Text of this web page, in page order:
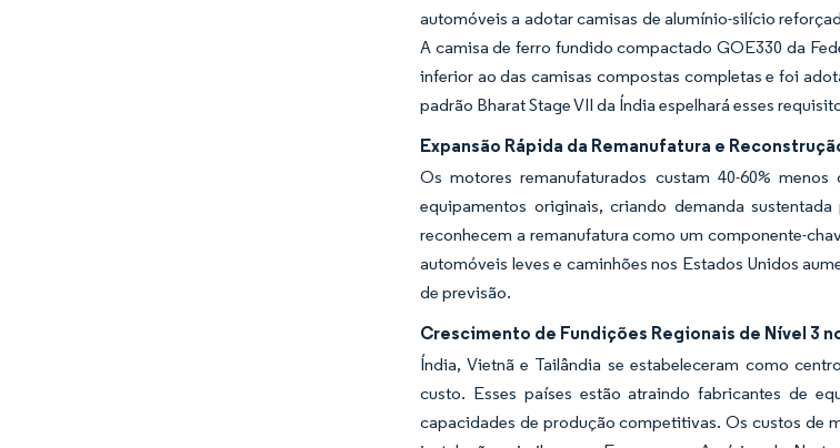
automóveis a adotar camisas de alumínio-silício
A camisa de ferro fundido compactado GOE330 da
inferior ao das camisas compostas completas e foi
padrão Bharat Stage VII da Índia espelhará esses
Expansão Rápida da Remanufatura e
Os motores remanufaturados custam 40-60%
equipamentos originais, criando demanda
reconhecem a remanufatura como um componente-
automóveis leves e caminhões nos Estados Unidos
de previsão.
Crescimento de Fundições Regionais de Nível 3
Índia, Vietnã e Tailândia se estabeleceram como
custo. Esses países estão atraindo fabricantes de
capacidades de produção competitivas. Os custos de